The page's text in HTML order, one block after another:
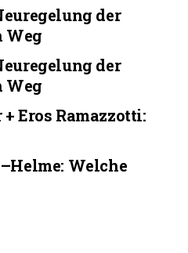
der
Weg
der
Weg
Eros Ramazzotti:
Welche